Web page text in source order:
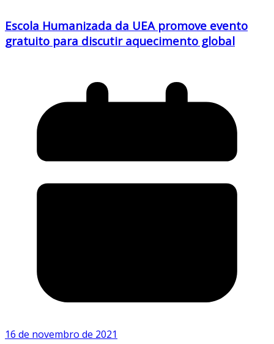
Escola Humanizada da UEA promove evento
gratuito para discutir aquecimento global
16 de novembro de 2021